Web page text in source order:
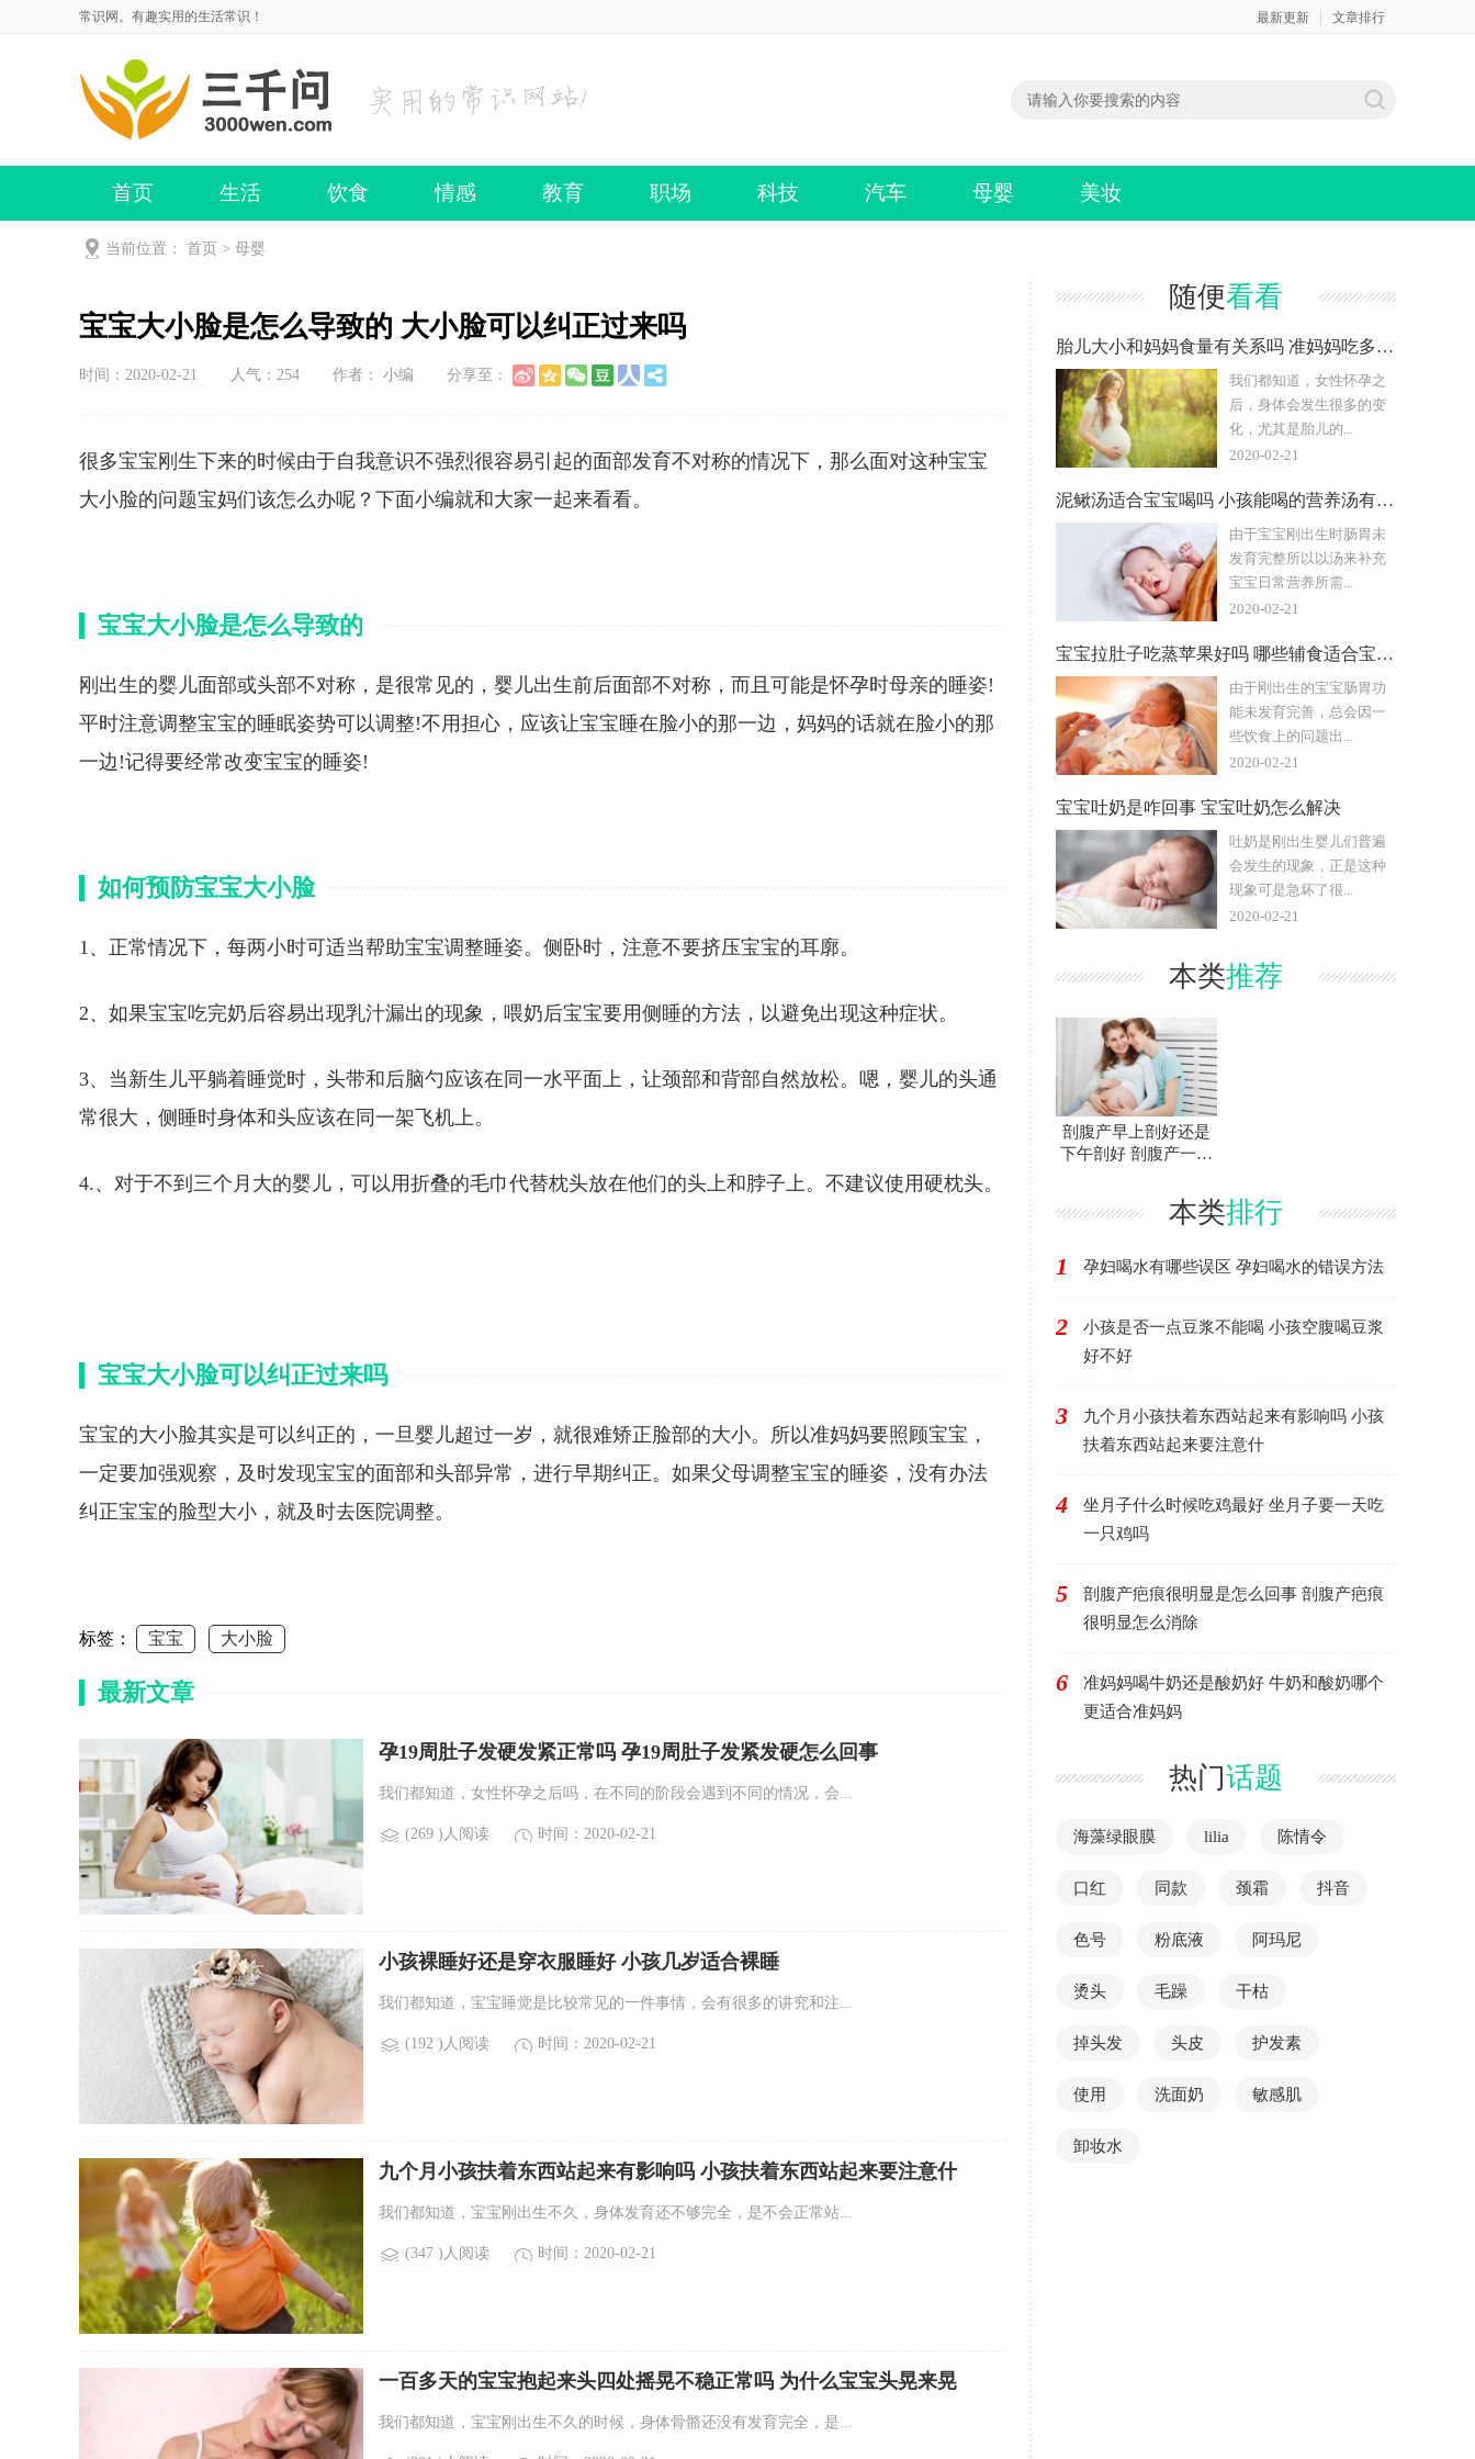
常识网。有趣实用的生活常识！ 最新更新 文章排行
首页 生活 饮食 情感 教育 职场 科技 汽车 母婴 美妆
当前位置： 首页 > 母婴
宝宝大小脸是怎么导致的 大小脸可以纠正过来吗
时间：2020-02-21 人气： 254 作者： 小编 分享至：
很多宝宝刚生下来的时候由于自我意识不强烈很容易引起的面部发育不对称的情况下，那么面对这种宝宝
大小脸的问题宝妈们该怎么办呢？下面小编就和大家一起来看看。
宝宝大小脸是怎么导致的
刚出生的婴儿面部或头部不对称，是很常见的，婴儿出生前后面部不对称，而且可能是怀孕时母亲的睡姿!
平时注意调整宝宝的睡眠姿势可以调整!不用担心，应该让宝宝睡在脸小的那一边，妈妈的话就在脸小的那
一边!记得要经常改变宝宝的睡姿!
如何预防宝宝大小脸
1、正常情况下，每两小时可适当帮助宝宝调整睡姿。侧卧时，注意不要挤压宝宝的耳廓。
2、如果宝宝吃完奶后容易出现乳汁漏出的现象，喂奶后宝宝要用侧睡的方法，以避免出现这种症状。
3、当新生儿平躺着睡觉时，头带和后脑勺应该在同一水平面上，让颈部和背部自然放松。嗯，婴儿的头通
常很大，侧睡时身体和头应该在同一架飞机上。
4.、对于不到三个月大的婴儿，可以用折叠的毛巾代替枕头放在他们的头上和脖子上。不建议使用硬枕头。
宝宝大小脸可以纠正过来吗
宝宝的大小脸其实是可以纠正的，一旦婴儿超过一岁，就很难矫正脸部的大小。所以准妈妈要照顾宝宝，
一定要加强观察，及时发现宝宝的面部和头部异常，进行早期纠正。如果父母调整宝宝的睡姿，没有办法
纠正宝宝的脸型大小，就及时去医院调整。
标签： 宝宝 大小脸
最新文章
孕19周肚子发硬发紧正常吗 孕19周肚子发紧发硬怎么回事
我们都知道，女性怀孕之后吗，在不同的阶段会遇到不同的情况，会...
(269 )人阅读 时间：2020-02-21
小孩裸睡好还是穿衣服睡好 小孩几岁适合裸睡
我们都知道，宝宝睡觉是比较常见的一件事情，会有很多的讲究和注...
(192 )人阅读 时间：2020-02-21
九个月小孩扶着东西站起来有影响吗 小孩扶着东西站起来要注意什
我们都知道，宝宝刚出生不久，身体发育还不够完全，是不会正常站...
(347 )人阅读 时间：2020-02-21
一百多天的宝宝抱起来头四处摇晃不稳正常吗 为什么宝宝头晃来晃
我们都知道，宝宝刚出生不久的时候，身体骨骼还没有发育完全，是...
随便看看
胎儿大小和妈妈食量有关系吗 准妈妈吃多少会影响胎儿的大小吗
我们都知道，女性怀孕之
后，身体会发生很多的变
化，尤其是胎儿的...
2020-02-21
泥鳅汤适合宝宝喝吗 小孩能喝的营养汤有哪些
由于宝宝刚出生时肠胃未
发育完整所以以汤来补充
宝宝日常营养所需...
2020-02-21
宝宝拉肚子吃蒸苹果好吗 哪些辅食适合宝宝拉肚子吃
由于刚出生的宝宝肠胃功
能未发育完善，总会因一
些饮食上的问题出...
2020-02-21
宝宝吐奶是咋回事 宝宝吐奶怎么解决
吐奶是刚出生婴儿们普遍
会发生的现象，正是这种
现象可是急坏了很...
2020-02-21
本类推荐
剖腹产早上剖好还是
下午剖好 剖腹产一天
本类排行
1 孕妇喝水有哪些误区 孕妇喝水的错误方法
2
小孩是否一点豆浆不能喝 小孩空腹喝豆浆
好不好
3
九个月小孩扶着东西站起来有影响吗 小孩
扶着东西站起来要注意什
4
坐月子什么时候吃鸡最好 坐月子要一天吃
一只鸡吗
5
剖腹产疤痕很明显是怎么回事 剖腹产疤痕
很明显怎么消除
6
准妈妈喝牛奶还是酸奶好 牛奶和酸奶哪个
更适合准妈妈
热门话题
海藻绿眼膜 lilia 陈情令
口红 同款 颈霜 抖音
色号 粉底液 阿玛尼
烫头 毛躁 干枯
掉头发 头皮 护发素
使用 洗面奶 敏感肌
卸妆水